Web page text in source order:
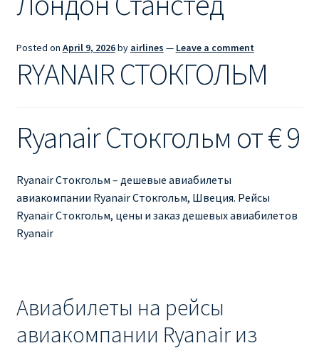
RYANAIR ИЗ ТАЛЛИНА
Ryanair из Тампере
RYANAIR ИЗ ЧЕХИИ | ПРАГА, ОСТРАВА, ПАРДУБИЦЕ,
Ryanair изменение имени
Ryanair изменения
Ryanair изменить дату
Posted on April 9, 2026by airlines — Leave a comment
RYANAIR СТОКГОЛЬМ
Ryanair Стокгольм от € 9
Ryanair Стокгольм – дешевые авиабилеты
авиакомпании Ryanair Стокгольм, Швеция. Рейсы
Ryanair Стокгольм, цены и заказ дешевых авиабилетов
Ryanair
Авиабилеты на рейсы
авиакомпании Ryanair из